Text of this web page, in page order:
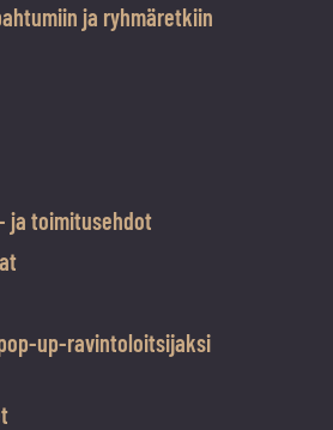
ja ryhmäretkiin
ja toimitusehdot
up-ravintoloitsijaksi